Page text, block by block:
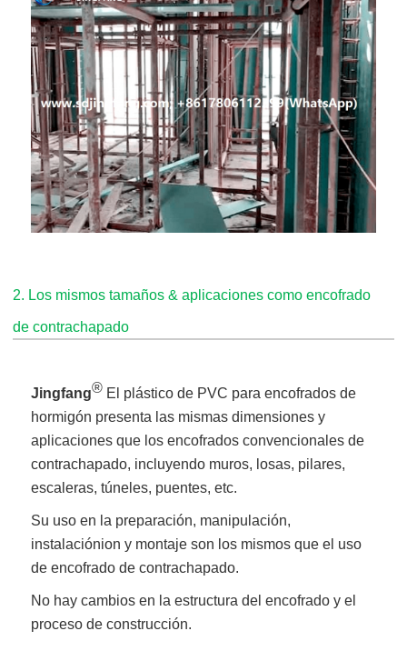
2. Los mismos tamaños & aplicaciones como encofrado
de contrachapado
Jingfang® El plástico de PVC para encofrados de
hormigón presenta las mismas dimensiones y
aplicaciones que los encofrados convencionales de
contrachapado, incluyendo muros, losas, pilares,
escaleras, túneles, puentes, etc.
Su uso en la preparación, manipulación,
instalaciónion y montaje son los mismos que el uso
de encofrado de contrachapado.
No hay cambios en la estructura del encofrado y el
proceso de construcción.